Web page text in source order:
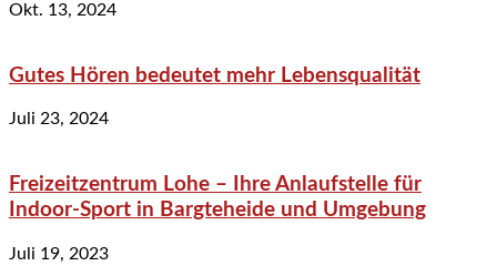
Okt. 13, 2024
Gutes Hören bedeutet mehr Lebensqualität
Juli 23, 2024
Freizeitzentrum Lohe – Ihre Anlaufstelle für
Indoor-Sport in Bargteheide und Umgebung
Juli 19, 2023